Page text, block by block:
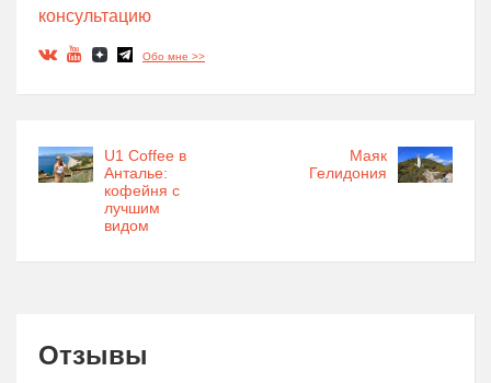
консультацию
Обо мне >>
U1 Coffee в
Анталье:
кофейня с
лучшим
видом
Маяк
Гелидония
Отзывы